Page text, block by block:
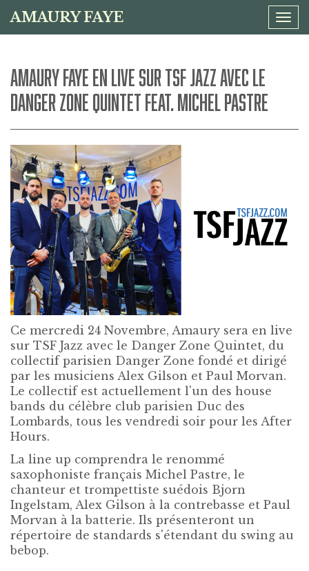
AMAURY FAYE
AMAURY FAYE EN LIVE SUR TSF JAZZ AVEC LE
DANGER ZONE QUINTET FEAT. MICHEL PASTRE
Ce mercredi 24 Novembre, Amaury sera en live
sur TSF Jazz avec le Danger Zone Quintet, du
collectif parisien Danger Zone fondé et dirigé
par les musiciens Alex Gilson et Paul Morvan.
Le collectif est actuellement l'un des house
bands du célèbre club parisien Duc des
Lombards, tous les vendredi soir pour les After
Hours.
La line up comprendra le renommé
saxophoniste français Michel Pastre, le
chanteur et trompettiste suédois Bjorn
Ingelstam, Alex Gilson à la contrebasse et Paul
Morvan à la batterie. Ils présenteront un
répertoire de standards s'étendant du swing au
bebop.